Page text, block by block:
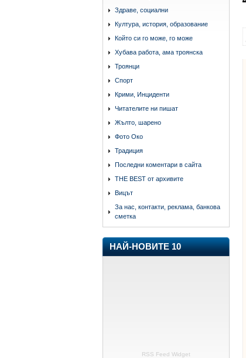
Здраве, социални
Култура, история, образование
Който си го може, го може
Хубава работа, ама троянска
Троянци
Спорт
Крими, Инциденти
Читателите ни пишат
Жълто, шарено
Фото Око
Традиция
Последни коментари в сайта
THE BEST от архивите
Вицът
За нас, контакти, реклама, банкова
сметка
НАЙ-НОВИТЕ 10
RSS Feed Widget